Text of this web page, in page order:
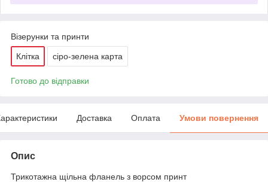
Візерунки та принти
Клітка сіро-зелена карта
Готово до відправки
Доставка Оплата Умови повернення
Опис
Трикотажна щільна фланель з ворсом принт